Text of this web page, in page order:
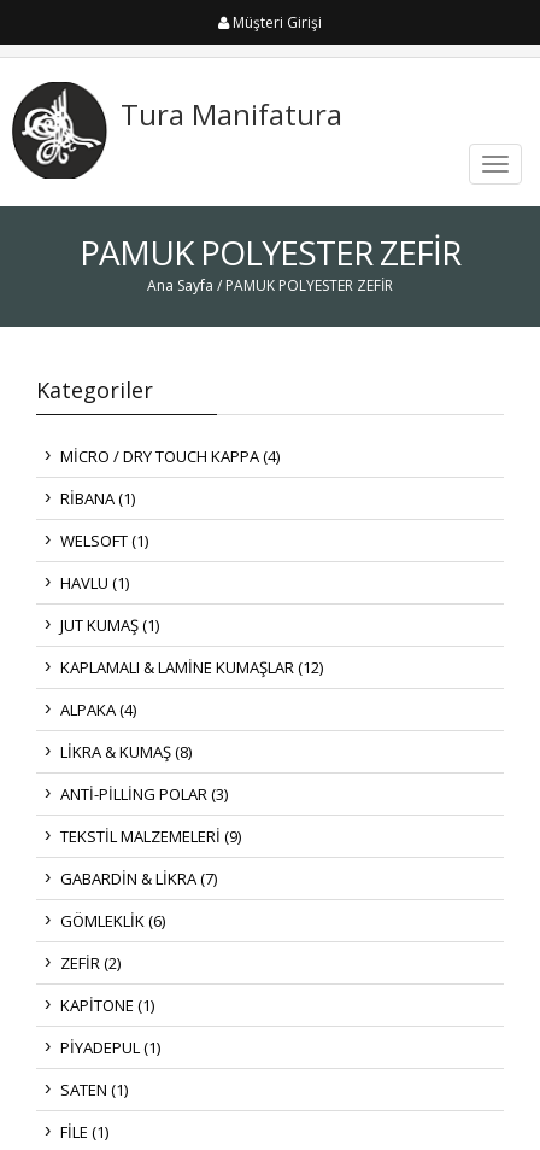
Müşteri Girişi
Tura Manifatura
PAMUK POLYESTER ZEFİR
Ana Sayfa / PAMUK POLYESTER ZEFİR
Kategoriler
MİCRO / DRY TOUCH KAPPA (4)
RİBANA (1)
WELSOFT (1)
HAVLU (1)
JUT KUMAŞ (1)
KAPLAMALI & LAMİNE KUMAŞLAR (12)
ALPAKA (4)
LİKRA & KUMAŞ (8)
ANTİ-PİLLİNG POLAR (3)
TEKSTİL MALZEMELERİ (9)
GABARDİN & LİKRA (7)
GÖMLEKLİK (6)
ZEFİR (2)
KAPİTONE (1)
PİYADEPUL (1)
SATEN (1)
FİLE (1)